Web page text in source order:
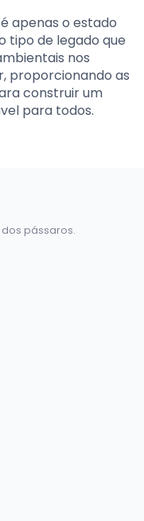
apenas o estado
tipo de legado que
nos
proporcionando as
construir um
para todos.
pássaros.